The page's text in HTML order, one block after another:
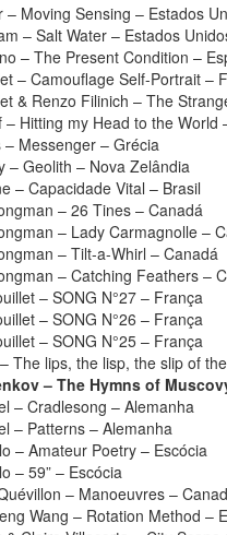
– Moving Sensing – Estados
– Salt Water – Estados
– The Present Condition –
– Camouflage Self-Portrait –
& Renzo Filinich – The
– Hitting my Head to the World
– Messenger – Grécia
– Geolith – Nova Zelândia
– Capacidade Vital – Brasil
– 26 Tines – Canadá
– Lady Carmagnolle –
– Tilt-a-Whirl – Canadá
– Catching Feathers –
– SONG N°27 – França
– SONG N°26 – França
– SONG N°25 – França
The lips, the lisp, the slip of
– The Hymns of
– Cradlesong – Alemanha
– Patterns – Alemanha
– Amateur Poetry – Escócia
– 59” – Escócia
– Manoeuvres –
Wang – Rotation Method –